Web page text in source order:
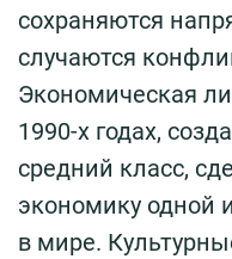
сохраняются
случаются
Экономическая
1990-х годах,
средний класс,
экономику одной
в мире.